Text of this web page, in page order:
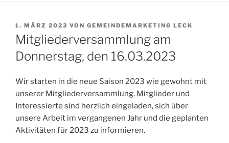
VERÖFFENTLICHT
AM
1. MÄRZ 2023 VON GEMEINDEMARKETING LECK
Mitgliederversammlung am
Donnerstag, den 16.03.2023
Wir starten in die neue Saison 2023 wie gewohnt mit
unserer Mitgliederversammlung. Mitglieder und
Interessierte sind herzlich eingeladen, sich über
unsere Arbeit im vergangenen Jahr und die geplanten
Aktivitäten für 2023 zu informieren.